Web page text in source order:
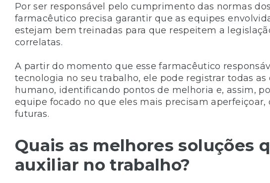
Por ser responsável pelo cumprimento das normas
farmacêutico precisa garantir que as equipes
estejam bem treinadas para que respeitem a
correlatas.
A partir do momento que esse farmacêutico
tecnologia no seu trabalho, ele pode registrar todas
humano, identificando pontos de melhoria e, assim,
equipe focado no que eles mais precisam
futuras.
Quais as melhores soluções
auxiliar no trabalho?